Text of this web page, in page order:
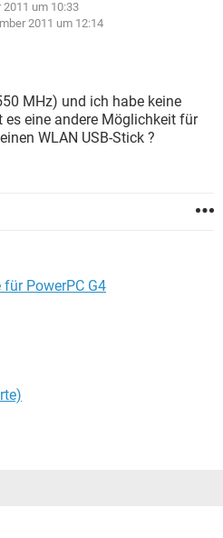
HARDWARE
INSTAGRAM
IOS
HARDWARE
INSTAGRAM
TIKTOK
2011 um 10:33
2011 um 12:14
MHz) und ich habe keine
es eine andere Möglichkeit für
WLAN USB-Stick ?
PowerPC G4